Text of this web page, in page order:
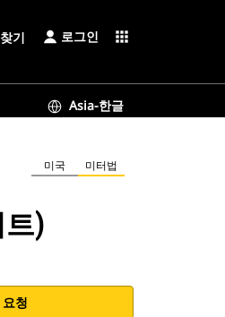
기 로그인 apps
Asia-한글
미국 미터법
트)
청